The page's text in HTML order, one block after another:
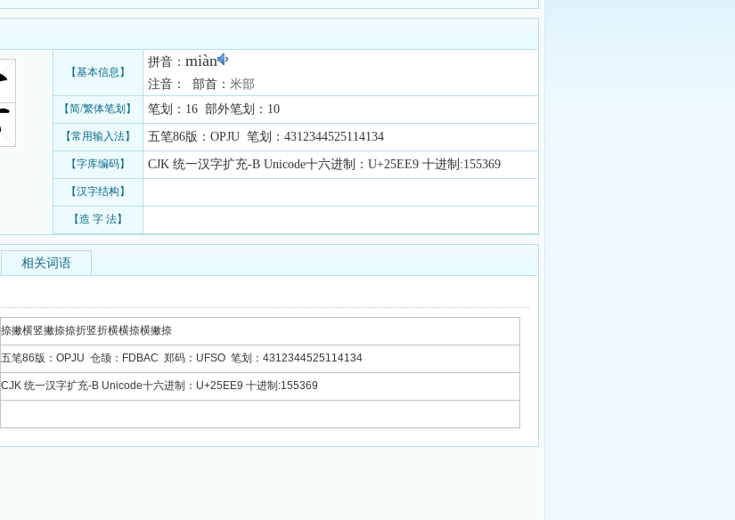
【基本信息】
拼音： miàn
注音： 部首： 米部
【简/繁体笔划】 笔划：16 部外笔划：10
【常用输入法】 五笔86版：OPJU 笔划：4312344525114134
【字库编码】 CJK 统一汉字扩充-B Unicode十六进制：U+25EE9 十进制:155369
【汉字结构】
【造 字 法】
相关词语
捺撇横竖撇捺捺折竖折横横捺横撇捺
五笔86版：OPJU 仓颉：FDBAC 郑码：UFSO 笔划：4312344525114134
CJK 统一汉字扩充-B Unicode十六进制：U+25EE9 十进制:155369